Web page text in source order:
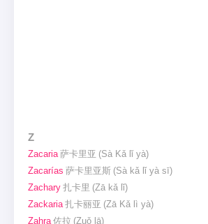
Z
Zacaria 萨卡里亚 (Sà Kǎ lǐ yà)
Zacarías 萨卡里亚斯 (Sà kǎ lǐ yà sī)
Zachary 扎卡里 (Zā kǎ lǐ)
Zackaria 扎卡丽亚 (Zā Kǎ lì yà)
Zahra 佐拉 (Zuǒ lā)